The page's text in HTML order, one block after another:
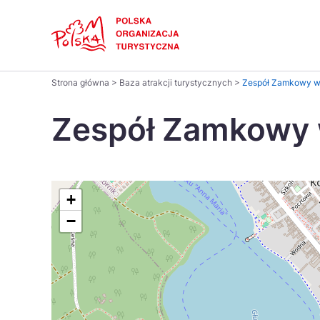
Parki narodowe
na
stronie
Português
Україна
Strona główna > Baza atrakcji turystycznych > Zespół Zamkowy
Zespół
+
−